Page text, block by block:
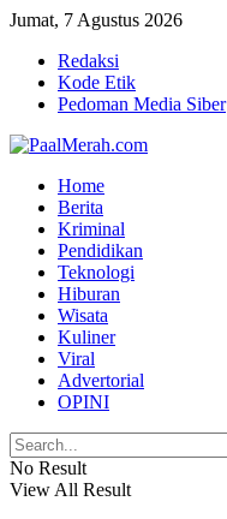
Jumat, 7 Agustus 2026
Redaksi
Kode Etik
Pedoman Media Siber
Home
Berita
Kriminal
Pendidikan
Teknologi
Hiburan
Wisata
Kuliner
Viral
Advertorial
OPINI
No Result
View All Result